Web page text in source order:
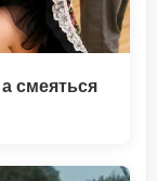
смеяться